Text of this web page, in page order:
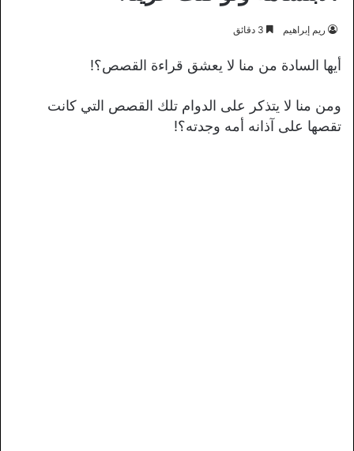
ريم إبراهيم
أيها السادة من منا لا يعشق قراءة القصص؟!
ومن منا لا يتذكر على الدوام تلك القصص التي كانت
تقصها على آذانه أمه وجدته؟!